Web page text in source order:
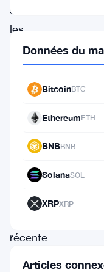
sur
les
graphiques
prix
suggèrent
une
rupture.
Malgré
récente
Données du
BitcoinBTC
EthereumETH
BNBBNB
SolanaSOL
XRPXRP
Articles